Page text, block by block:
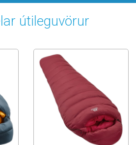
útileguvörur